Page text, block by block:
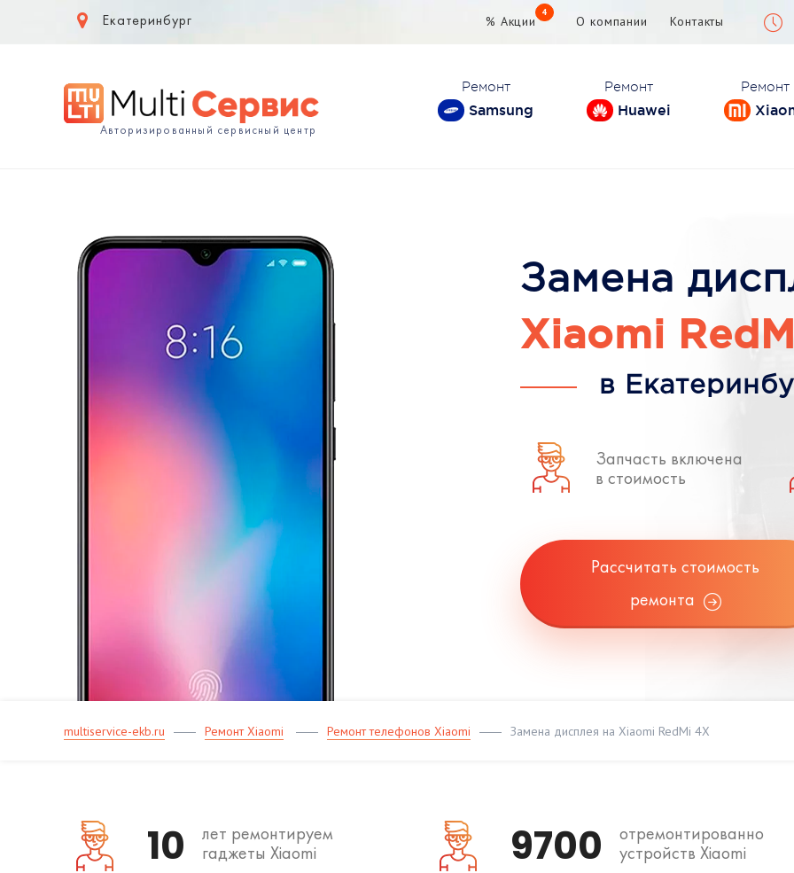
Екатеринбург % Акции
4
О компании Контакты
Авторизированный сервисный центр
Ремонт
Samsung
Ремонт
Huawei
Ремонт
Замена
Xiaomi
в
Запчасть включена
в стоимость
Рассчитать стоимость
ремонта
multiservice-ekb.ru Ремонт Xiaomi Ремонт телефонов Xiaomi Замена дисплея на Xiaomi RedMi 4X
10
лет ремонтируем
гаджеты Xiaomi
9700
отремонтированно
устройств Xiaomi